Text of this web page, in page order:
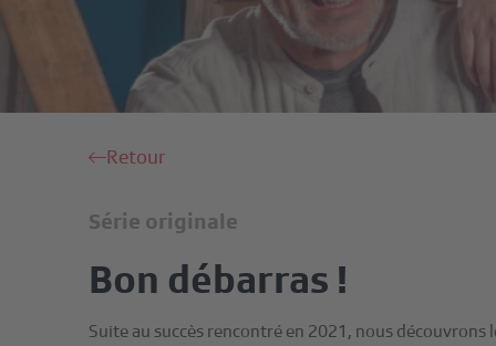
Retour
Série originale
Bon débarras !
Suite au succès rencontré en 2021, nous